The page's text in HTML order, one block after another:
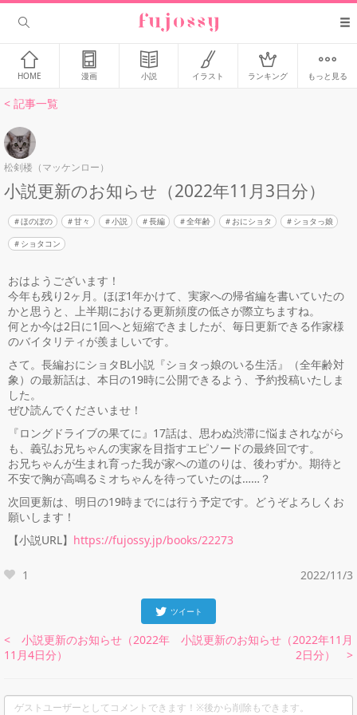
HOME 漫画 小説 イラスト ランキング もっと見る
< 記事一覧
松剣楼（マッケンロー）
小説更新のお知らせ（2022年11月3日分）
ほのぼの 甘々 小説 長編 全年齢 おにショタ
ショタっ娘
ショタコン
おはようございます！
今年も残り2ヶ月。ほぼ1年かけて、実家への帰省編を書いていたの
かと思うと、上半期における更新頻度の低さが際立ちますね。
何とか今は2日に1回へと短縮できましたが、毎日更新できる作家様
のバイタリティが羨ましいです。
さて。長編おにショタBL小説『ショタっ娘のいる生活』（全年齢対
象）の最新話は、本日の19時に公開できるよう、予約投稿いたしま
した。
ぜひ読んでくださいませ！
『ロングドライブの果てに』17話は、思わぬ渋滞に悩まされながら
も、義弘お兄ちゃんの実家を目指すエピソードの最終回です。
お兄ちゃんが生まれ育った我が家への道のりは、後わずか。期待と
不安で胸が高鳴るミオちゃんを待っていたのは……？
次回更新は、明日の19時までには行う予定です。どうぞよろしくお
願いします！
【小説URL】 https://fujossy.jp/books/22273
1 2022/11/3
ツイート
< 小説更新のお知らせ（2022年
11月4日分）
小説更新のお知らせ（2022年11月
2日分） >